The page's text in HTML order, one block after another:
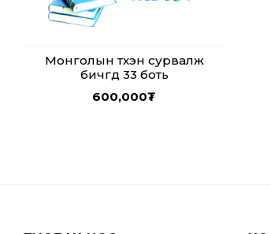
Монголын түүхэн сурвалж
бичгүүд 33 боть
600,000₮